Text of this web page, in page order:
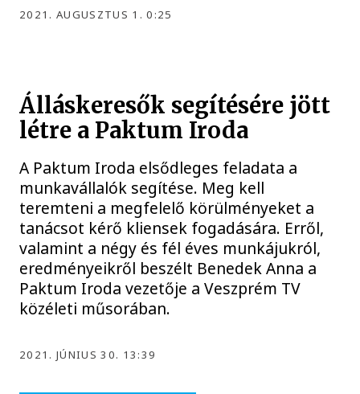
2021. AUGUSZTUS 1. 0:25
Álláskeresők segítésére jött
létre a Paktum Iroda
A Paktum Iroda elsődleges feladata a
munkavállalók segítése. Meg kell
teremteni a megfelelő körülményeket a
tanácsot kérő kliensek fogadására. Erről,
valamint a négy és fél éves munkájukról,
eredményeikről beszélt Benedek Anna a
Paktum Iroda vezetője a Veszprém TV
közéleti műsorában.
2021. JÚNIUS 30. 13:39